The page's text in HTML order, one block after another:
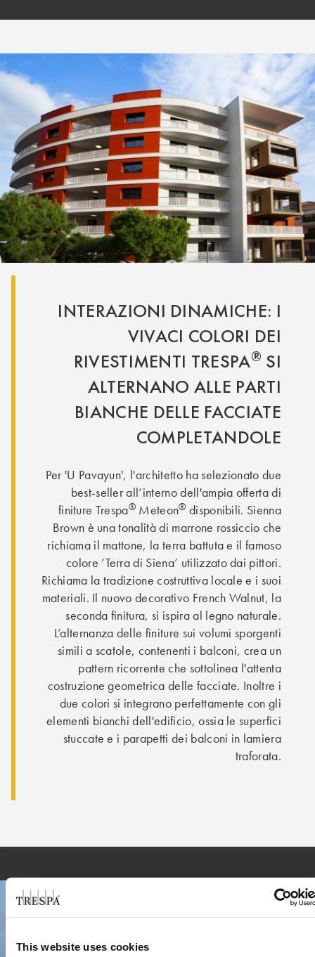
This website uses cookies
INTERAZIONI DINAMICHE: I
VIVACI COLORI DEI
RIVESTIMENTI TRESPA® SI
ALTERNANO ALLE PARTI
BIANCHE DELLE FACCIATE
COMPLETANDOLE
Per 'U Pavayun', l'architetto ha selezionato due
best-seller all’interno dell'ampia offerta di
finiture Trespa® Meteon® disponibili. Sienna
Brown è una tonalità di marrone rossiccio che
richiama il mattone, la terra battuta e il famoso
colore ‘Terra di Siena’ utilizzato dai pittori.
Richiama la tradizione costruttiva locale e i suoi
materiali. Il nuovo decorativo French Walnut, la
seconda finitura, si ispira al legno naturale.
L’alternanza delle finiture sui volumi sporgenti
simili a scatole, contenenti i balconi, crea un
pattern ricorrente che sottolinea l'attenta
costruzione geometrica delle facciate. Inoltre i
due colori si integrano perfettamente con gli
elementi bianchi dell'edificio, ossia le superfici
stuccate e i parapetti dei balconi in lamiera
traforata.